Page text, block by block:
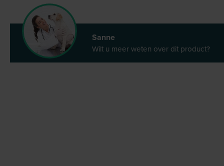
Sanne
Wilt u meer weten over dit product?